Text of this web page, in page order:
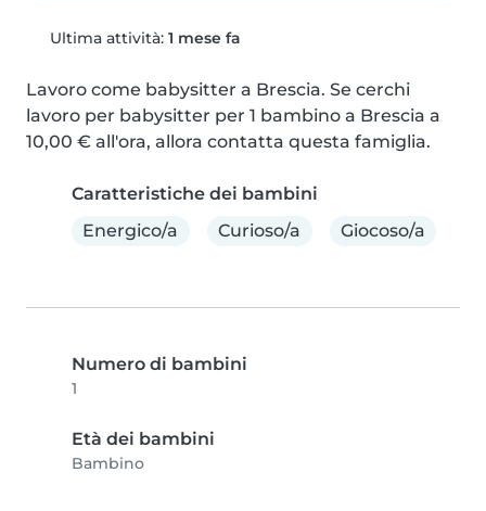
Ultima attività: 1 mese fa
Lavoro come babysitter a Brescia. Se cerchi
lavoro per babysitter per 1 bambino a Brescia a
10,00 € all'ora, allora contatta questa famiglia.
Caratteristiche dei bambini
Energico/a
Curioso/a Giocoso/a
Numero di bambini
1
Età dei bambini
Bambino